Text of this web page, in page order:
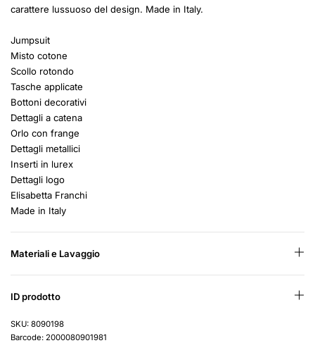
carattere lussuoso del design. Made in Italy.
Jumpsuit
Misto cotone
Scollo rotondo
Tasche applicate
Bottoni decorativi
Dettagli a catena
Orlo con frange
Dettagli metallici
Inserti in lurex
Dettagli logo
Elisabetta Franchi
Made in Italy
Materiali e Lavaggio
ID prodotto
SKU: 8090198
Barcode: 2000080901981